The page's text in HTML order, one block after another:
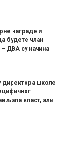
награде и
будете члан
– ДВА су начина
директора школе
власт, али